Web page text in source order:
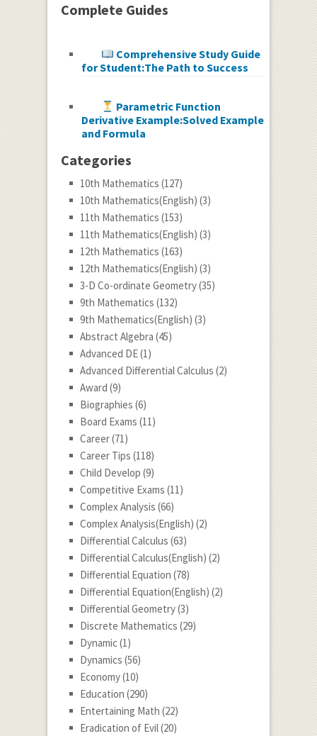
Complete Guides
Comprehensive Study Guide
for Student:The Path to Success
Parametric Function
Derivative Example:Solved Example
and Formula
Categories
10th Mathematics (127)
10th Mathematics(English) (3)
11th Mathematics (153)
11th Mathematics(English) (3)
12th Mathematics (163)
12th Mathematics(English) (3)
3-D Co-ordinate Geometry(35)
9th Mathematics (132)
9th Mathematics(English) (3)
Abstract Algebra (45)
Advanced DE(1)
Advanced Differential Calculus (2)
Award (9)
Biographies (6)
Board Exams (11)
Career(71)
Career Tips (118)
Child Develop (9)
Competitive Exams (11)
Complex Analysis (66)
Complex Analysis(English) (2)
Differential Calculus (63)
Differential Calculus(English) (2)
Differential Equation (78)
Differential Equation(English) (2)
Differential Geometry(3)
Discrete Mathematics (29)
Dynamic(1)
Dynamics (56)
Economy(10)
Education (290)
Entertaining Math (22)
Eradication of Evil(20)